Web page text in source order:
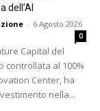
dell’AI
- 6 Agosto 2026
0
Capital del
controllata al 100%
Center, ha
nella...